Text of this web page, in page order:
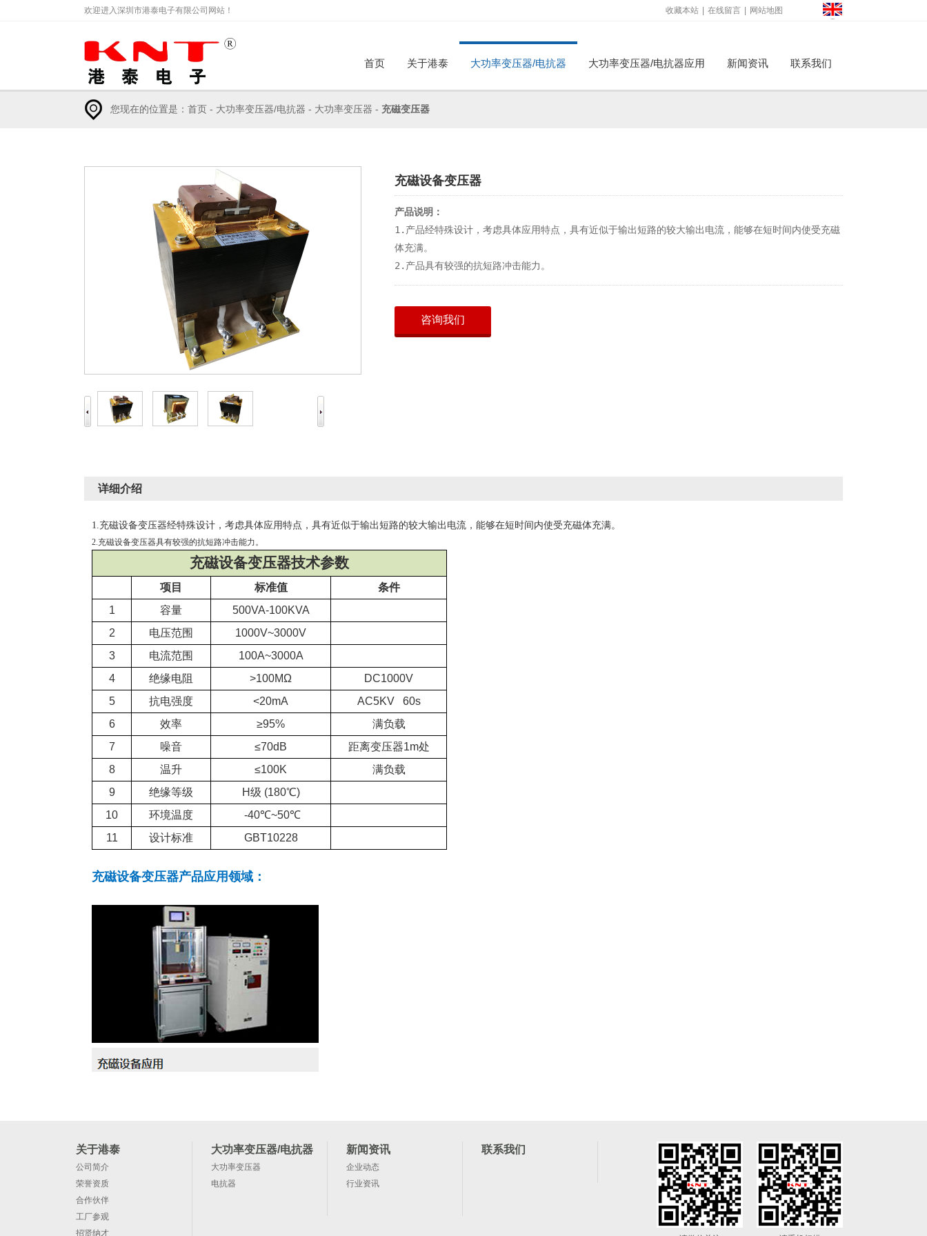
欢迎进入深圳市港泰电子有限公司网站！ 收藏本站 在线留言 网站地图
首页 关于港泰 大功率变压器/电抗器 大功率变压器/电抗器应用 新闻资讯 联系我们
公司简介 荣誉资质
企业动态 行业资讯
您现在的位置是： 首页 - 大功率变压器/电抗器 - 大功率变压器 - 充磁变压器
充磁设备变压器
产品说明：
1.产品经特殊设计，考虑具体应用特点，具有近似于输出短路的较大输出电流，能够在短时间内使受充磁
体充满。
2.产品具有较强的抗短路冲击能力。
咨询我们
详细介绍
1.充磁设备变压器经特殊设计，考虑具体应用特点，具有近似于输出短路的较大输出电流，能够在短时间内使受充磁体充满。
2.充磁设备变压器具有较强的抗短路冲击能力。
充磁设备变压器技术参数
项目 标准值
条件
1
容量
500VA-100KVA
2
电压范围
1000V~3000V
3
电流范围
100A~3000A
4
绝缘电阻 >100MΩ
DC1000V
5
抗电强度 <20mA
AC5KV 60s
6
效率 ≥95%
满负载
7
噪音 ≤70dB
距离变压器1m处
8
温升 ≤100K
满负载
9
绝缘等级
H级 (180℃)
10
环境温度
-40℃~50℃
11
设计标准 GBT10228
充磁设备变压器产品应用领域：
关于港泰
公司简介
荣誉资质
合作伙伴
工厂参观
招贤纳才
大功率变压器/电抗器
大功率变压器
电抗器
新闻资讯
企业动态
行业资讯
联系我们